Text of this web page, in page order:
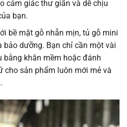
cảm giác thư giãn và dễ chịu
bạn.
bề mặt gỗ nhẵn mịn, tủ gỗ mini
bảo dưỡng. Bạn chỉ cần một vài
bằng khăn mềm hoặc đánh
cho sản phẩm luôn mới mẻ và